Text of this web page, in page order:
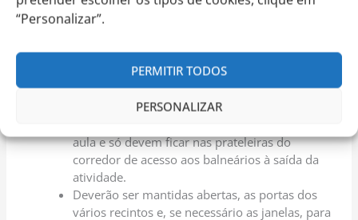
“Personalizar”.
PERMITIR TODOS
PERSONALIZAR
Segundo as normas da DGS e do Ministério, é
anos e será assegurada uma distância mínima
entre alunos, garantindo que ninguém partilha a
mesma carteira;
Os sacos com o material de educação física
aula e só devem ficar nas prateleiras do
corredor de acesso aos balneários à saída da
atividade.
Deverão ser mantidas abertas, as portas dos
vários recintos e, se necessário as janelas, para